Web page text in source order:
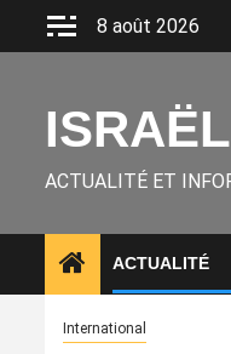
8 août 2026
ACTUALITÉ ET
ACTUALITÉ
International